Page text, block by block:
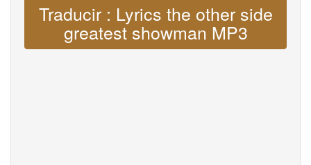
Traducir : Lyrics the other side
greatest showman MP3